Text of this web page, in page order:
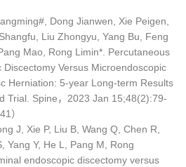
Dong Jianwen, Xie Peigen,
Liu Zhongyu, Yang Bu, Feng
Mao, Rong Limin*. Percutaneous
Versus Microendoscopic
Herniation: 5-year Long-term Results
Trial. Spine，2023 Jan 15;48(2):79-
）
J, Xie P, Liu B, Wang Q, Chen R,
Yang Y, He L, Pang M, Rong
endoscopic discectomy versus